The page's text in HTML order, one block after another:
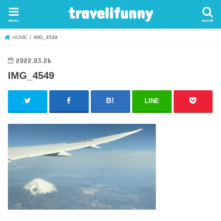
travelifunny search
menu
HOME IMG_4549
2022.03.26
IMG_4549
LINE